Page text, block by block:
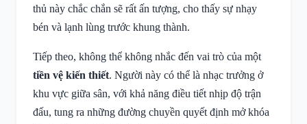
thủ này chắc chắn sẽ rất ấn tượng, cho thấy sự nhạy
bén và lạnh lùng trước khung thành.
Tiếp theo, không thể không nhắc đến vai trò của một
tiền vệ kiến thiết. Người này có thể là nhạc trưởng ở
khu vực giữa sân, với khả năng điều tiết nhịp độ trận
đấu, tung ra những đường chuyền quyết định mở khóa